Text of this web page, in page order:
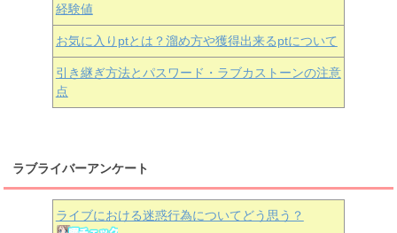
経験値
お気に入りptとは？溜め方や獲得出来るptについて
引き継ぎ方法とパスワード・ラブカストーンの注意
点
ラブライバーアンケート
ライブにおける迷惑行為についてどう思う？